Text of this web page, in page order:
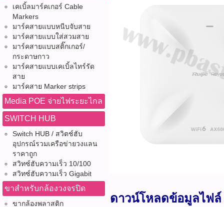
เคเบิ้ลมาร์คเกอร์ Cable
Markers
มาร์คสายแบบหนีบจับสาย
มาร์คสายแบบใส่สวมสาย
มาร์คสายแบบสติ๊กเกอร์/
กระดาษกาว
มาร์คสายแบบเคเบิ้ลไทร์รัด
สาย
มาร์คสาย Marker strips
Media POE จ่ายไฟระยะไกล
SWITCH HUB
Switch HUB / สวิตช์ฮับ
อุปกรณ์รวมเครือข่ายวงแลน
ราคาถูก
สวิทซ์ฮับความเร็ว 10/100
สวิทซ์ฮับความเร็ว Gigabit
ขาสำหรับกล้องวงจรปิด
ขากล้องพลาสติก
ดาวน์โหลดข้อมูลไฟล์